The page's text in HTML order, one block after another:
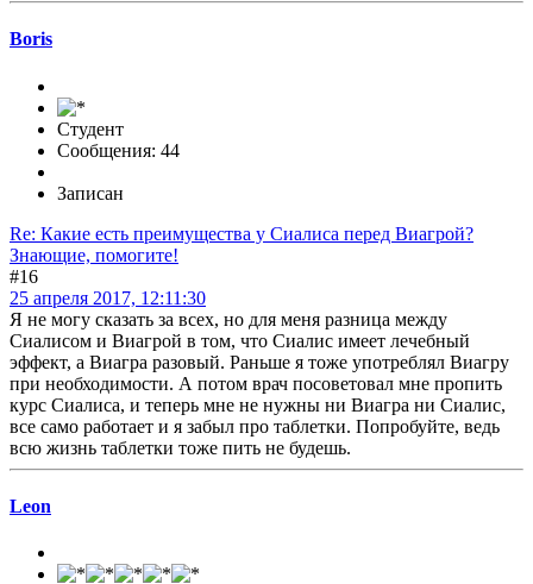
Boris
Студент
Сообщения: 44
Записан
Re: Какие есть преимущества у Сиалиса перед Виагрой?
Знающие, помогите!
#16
25 апреля 2017, 12:11:30
Я не могу сказать за всех, но для меня разница между
Сиалисом и Виагрой в том, что Сиалис имеет лечебный
эффект, а Виагра разовый. Раньше я тоже употреблял Виагру
при необходимости. А потом врач посоветовал мне пропить
курс Сиалиса, и теперь мне не нужны ни Виагра ни Сиалис,
все само работает и я забыл про таблетки. Попробуйте, ведь
всю жизнь таблетки тоже пить не будешь.
Leon